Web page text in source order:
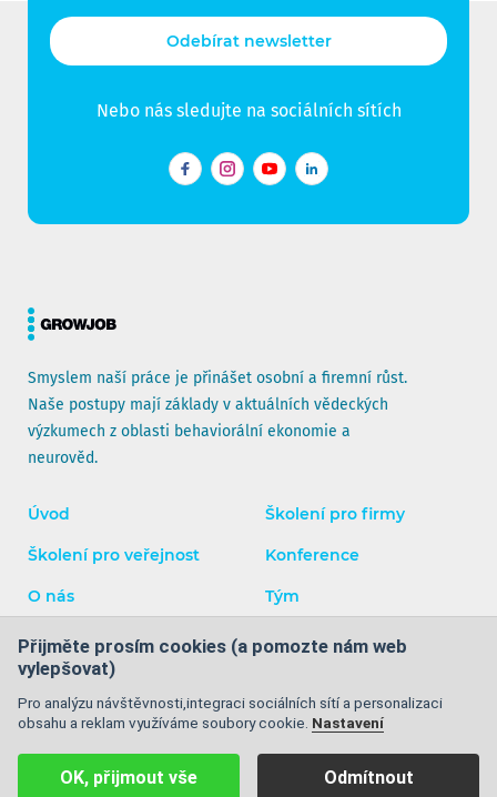
Odebírat newsletter
Nebo nás sledujte na sociálních sítích
FacebookInstagramYouTubeLinkedIn
Smyslem naší práce je přinášet osobní a firemní růst.
Naše postupy mají základy v aktuálních vědeckých
výzkumech z oblasti behaviorální ekonomie a
neurověd.
FacebookInstagramYouTube
Úvod Školení pro firmy
Školení pro veřejnost Konference
O nás Tým
Blog Kontakty
Obchodní podmínky|Ochrana osobních údajů|Cookies|
Mapa stránek| © 2008 - 2026 GrowJOB Institute
Přijměte prosím cookies (a pomozte nám web
vylepšovat)
Pro analýzu návštěvnosti,integraci sociálních sítí a personalizaci
obsahu a reklam využíváme soubory cookie. Nastavení
OK, přijmout vše Odmítnout